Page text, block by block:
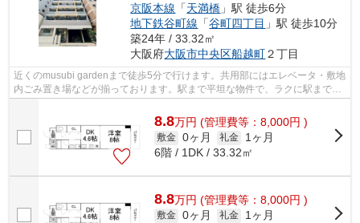
京阪本線 「天満橋 」駅 徒歩6分
地下鉄谷町線 「谷町四丁目 」駅 徒歩10分
築24年 / 33.32㎡
大阪府大阪市中央区船越町２丁目
近くのmusubi gardenまで徒歩5分で行けます。共用部にはエレベータ・敷地
内ごみ置き場などが揃っております。駅まで平坦な物件で、ラクに駅まで移
動することができます。駅が周辺に2つ...
8.8万円 (管理費等：8,000円 )
敷金 0ヶ月 礼金
1ヶ月
6階 / 1DK / 33.32㎡
8.8万円 (管理費等：8,000円 )
敷金 0ヶ月 礼金
1ヶ月